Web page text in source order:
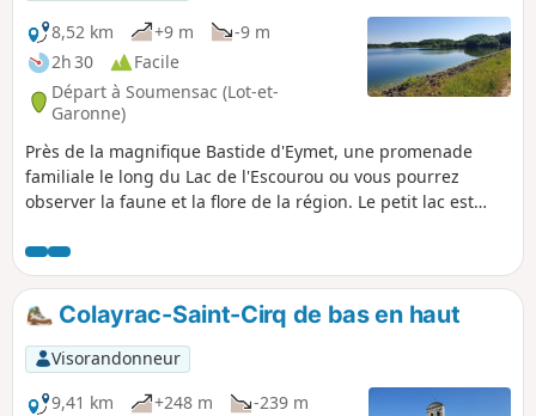
8,52 km
+9 m
-9 m
2h 30
Facile
Départ à Soumensac (Lot-et-
Garonne)
Près de la magnifique Bastide d'Eymet, une promenade
familiale le long du Lac de l'Escourou ou vous pourrez
observer la faune et la flore de la région. Le petit lac est
pourront répondre aux petits questionnaires disséminés le
long du parcours.
Colayrac-Saint-Cirq de bas en haut
Visorandonneur
9,41 km
+248 m
-239 m